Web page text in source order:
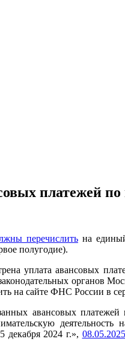
платежей
перечислить на
полугодие).
уплата авансовых
органов
на сайте ФНС России в
авансовых платежей
деятельность
декабря 2024 г.»,